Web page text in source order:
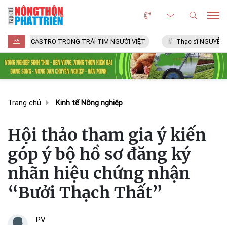
TRONG TRÁI TIM NGƯỜI VIỆT Thạc sĩ NGUYỄN VĂN CHÍ
Trang chủ Kinh tế Nông nghiệp
Hội thảo tham gia ý kiến
góp ý bộ hồ sơ đăng ký
nhãn hiệu chứng nhận
“Bưởi Thạch Thất”
PV